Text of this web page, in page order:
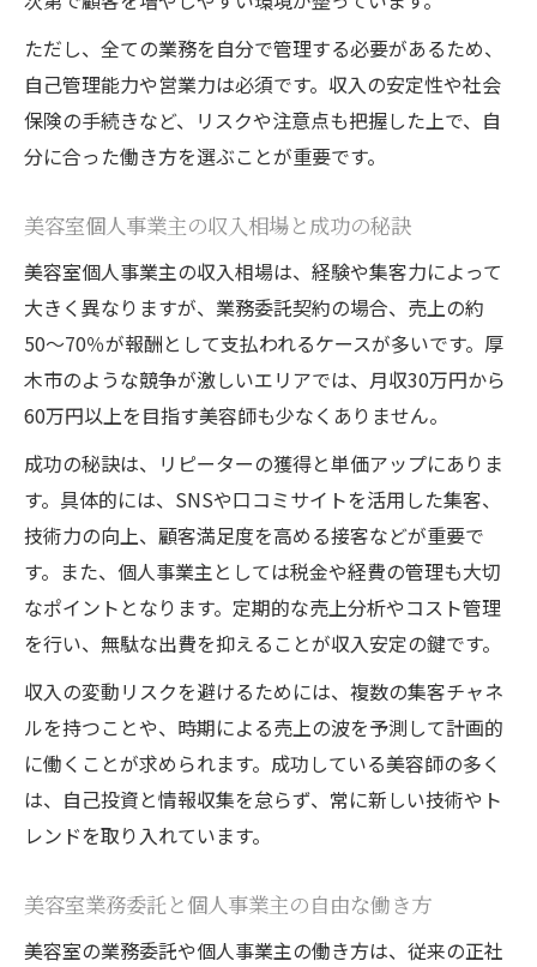
ただし、全ての業務を自分で管理する必要があるため、
自己管理能力や営業力は必須です。収入の安定性や社会
保険の手続きなど、リスクや注意点も把握した上で、自
分に合った働き方を選ぶことが重要です。
美容室個人事業主の収入相場と成功の秘訣
美容室個人事業主の収入相場は、経験や集客力によって
大きく異なりますが、業務委託契約の場合、売上の約
50〜70％が報酬として支払われるケースが多いです。厚
木市のような競争が激しいエリアでは、月収30万円から
60万円以上を目指す美容師も少なくありません。
成功の秘訣は、リピーターの獲得と単価アップにありま
す。具体的には、SNSや口コミサイトを活用した集客、
技術力の向上、顧客満足度を高める接客などが重要で
す。また、個人事業主としては税金や経費の管理も大切
なポイントとなります。定期的な売上分析やコスト管理
を行い、無駄な出費を抑えることが収入安定の鍵です。
収入の変動リスクを避けるためには、複数の集客チャネ
ルを持つことや、時期による売上の波を予測して計画的
に働くことが求められます。成功している美容師の多く
は、自己投資と情報収集を怠らず、常に新しい技術やト
レンドを取り入れています。
美容室業務委託と個人事業主の自由な働き方
美容室の業務委託や個人事業主の働き方は、従来の正社